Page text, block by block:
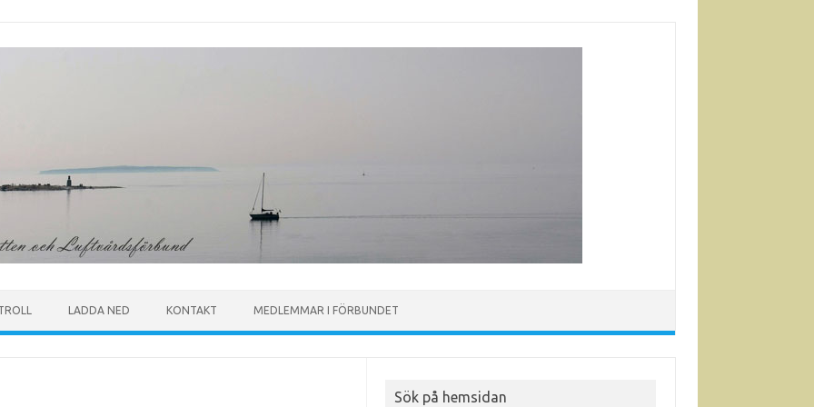
LADDA NED KONTAKT MEDLEMMAR I FÖRBUNDET
Sök på hemsidan